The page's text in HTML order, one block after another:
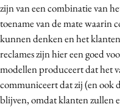
zijn van een combinatie van
toename van de mate waarin
kunnen denken en het
reclames zijn hier een goed
modellen produceert dat het
communiceert dat zij (en ook
blijven, omdat klanten zullen